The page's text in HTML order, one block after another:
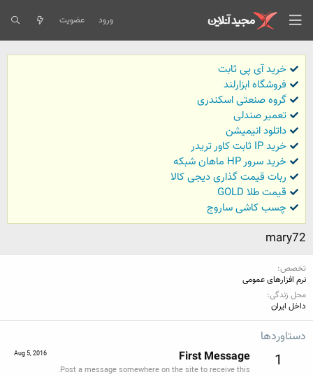
ورود عضویت
خرید آی پی ثابت
فروشگاه ابزارلند
گروه صنعتی اسکندری
تعمیر صندلی
داتلود انیمیشن
خرید IP ثابت کاور تریدر
خرید سرور HP ماهان شبکه
ربات قیمت گذاری دیجی کالا
قیمت طلا GOLD
چسب کاشی ساروج
mary72
تخصص
نرم افزارهای عمومی
محل زندگی
داخل ایران
دستاوردها
1
Aug 5, 2016 First Message
Post a message somewhere on the site to receive this.